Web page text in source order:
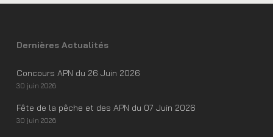
Dernières Actualités
Concours APN du 26 Juin 2026
30 juin 2026
Fête de la pêche et des APN du 07 Juin 2026
30 juin 2026